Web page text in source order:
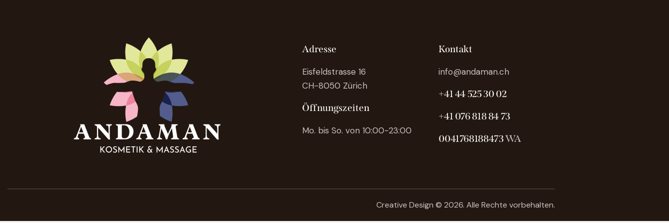
Adresse
Eisfeldstrasse 16
CH-8050 Zürich
Öffnungszeiten
Mo. bis So. von 10:00-23:00
Kontakt
info@andaman.ch
+41 44 525 30 02
+41 076 818 84 73
0041768188473WA
Creative Design © 2026. Alle Rechte vorbehalten.